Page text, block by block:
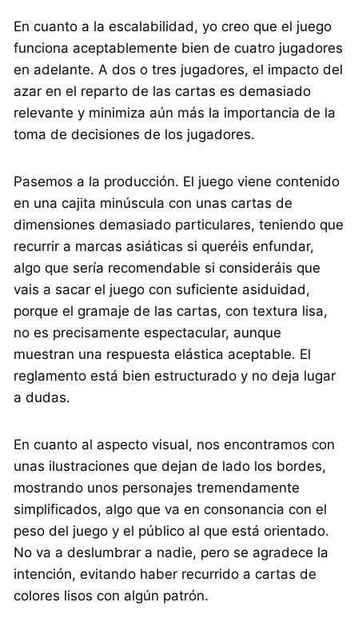
En cuanto a la escalabilidad, yo creo que el juego
funciona aceptablemente bien de cuatro jugadores
en adelante. A dos o tres jugadores, el impacto del
azar en el reparto de las cartas es demasiado
relevante y minimiza aún más la importancia de la
toma de decisiones de los jugadores.
Pasemos a la producción. El juego viene contenido
en una cajita minúscula con unas cartas de
dimensiones demasiado particulares, teniendo que
recurrir a marcas asiáticas si queréis enfundar,
algo que sería recomendable si consideráis que
vais a sacar el juego con suficiente asiduidad,
porque el gramaje de las cartas, con textura lisa,
no es precisamente espectacular, aunque
muestran una respuesta elástica aceptable. El
reglamento está bien estructurado y no deja lugar
a dudas.
En cuanto al aspecto visual, nos encontramos con
unas ilustraciones que dejan de lado los bordes,
mostrando unos personajes tremendamente
simplificados, algo que va en consonancia con el
peso del juego y el público al que está orientado.
No va a deslumbrar a nadie, pero se agradece la
intención, evitando haber recurrido a cartas de
colores lisos con algún patrón.